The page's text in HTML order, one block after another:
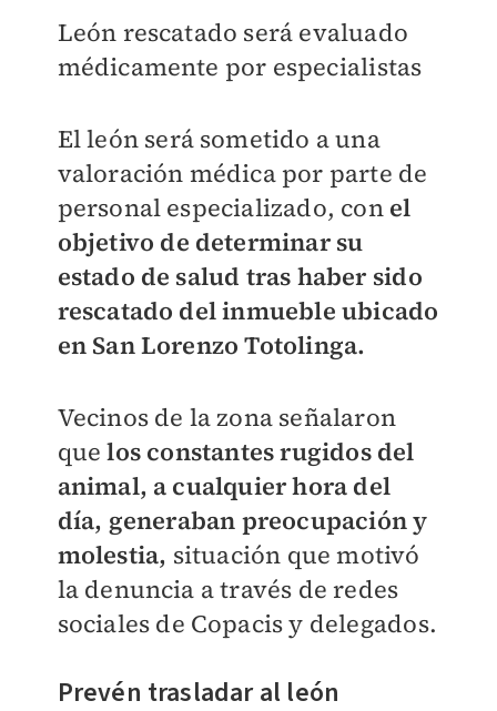
León rescatado será evaluado
médicamente por especialistas
El león será sometido a una
valoración médica por parte de
personal especializado, con el
objetivo de determinar su
estado de salud tras haber sido
rescatado del inmueble ubicado
en San Lorenzo Totolinga.
Vecinos de la zona señalaron
quelos constantes rugidos del
animal, a cualquier hora del
día, generaban preocupación y
molestia, situación que motivó
la denuncia a través de redes
sociales de Copacis y delegados.
Prevén trasladar al león